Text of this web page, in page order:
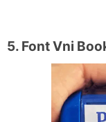
5. Font Vni